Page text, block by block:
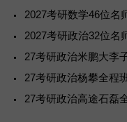
2027考研数学46位名
2027考研政治32位名